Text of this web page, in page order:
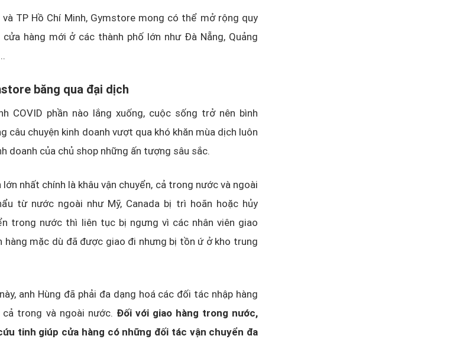
TP Hồ Chí Minh, Gymstore mong có thể mở rộng quy
hàng mới ở các thành phố lớn như Đà Nẵng, Quảng
băng qua đại dịch
COVID phần nào lắng xuống, cuộc sống trở nên bình
câu chuyện kinh doanh vượt qua khó khăn mùa dịch luôn
doanh của chủ shop những ấn tượng sâu sắc.
nhất chính là khâu vận chuyển, cả trong nước và ngoài
từ nước ngoài như Mỹ, Canada bị trì hoãn hoặc hủy
trong nước thì liên tục bị ngưng vì các nhân viên giao
hàng mặc dù đã được giao đi nhưng bị tồn ứ ở kho trung
anh Hùng đã phải đa dạng hoá các đối tác nhập hàng
trong và ngoài nước. Đối với giao hàng trong nước,
tinh giúp cửa hàng có những đối tác vận chuyển đa